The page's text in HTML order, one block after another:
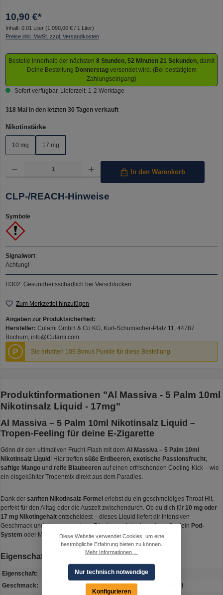
10,90 €*
Inhalt: 0.01 Liter (1.090,00 € / 1 Liter)
Preise inkl. MwSt. zzgl. Versandkosten
Bestelle innerhalb der nächsten 8 Stunden, 52 Minuten 21 Sekunden, damit
Deine Bestellung Donnerstag versendet wird. (Bei bestätigtem
Zahlungseingang)
Sofort verfügbar, Lieferzeit: 1-2 Werktage
318 Mal in den letzten 30 Tagen verkauft
Nikotinstärkeauswählen
10 mg 17 mg
In den Warenkorb
CLP-/REACH-Hinweise
Symbole
Signalwort
Achtung!
H302: Gesundheitsschädlich bei Verschlucken.
Zum Merkzettel hinzufügen
Angaben zur Produktsicherheit:
Hersteller: Culami GmbH & Co KG, Kurt-Schumacher-Platz 11, 44787
Bochum, info@Culami.com
P Sie erhalten 109 Bonus Punkte für diese Bestellung
Produktinformationen "Al Massiva - 5 Palm 10ml
Nikotinsalz Liquid - 17mg"
Al Massiva – 5 Palm 10ml Nikotinsalz Liquid –
Tropen-Feeling für deine E-Zigarette
Gönn dir den ultimativen Frucht-Flash mit dem Al Massiva – 5 Palm 10ml
Nikotinsalz Liquid ! Hier treffen süße Erdbeeren, exotische Passionsfrucht,
saftige Mango und reife Blaubeeren auf einen erfrischenden Cooling-Kick – wie
ein eisgekühlter Tropenmix direkt aus dem Paradies.
Dank der sanften Nikotinsalz-Formel erlebst du ein geschmeidiges Throat Hit,
perfekt für den Alltag oder die Auszeit zwischendurch. Ob du dich für 10 mg oder
17 mg Nikotingehalt entscheidest – dieses Liquid liefert dir intensiven
Geschmack und eine angenehme Frische, perfekt abgestimmt für dein Pod-
System oder MTL-Gerät.
Eigenschaften
Eigenschaft:
Frucht
Geschmack:
Blaubeere, Erdbeere, Mango, Passionsfrucht
Diese Website verwendet Cookies, um eine
bestmögliche Erfahrung bieten zu können.
Mehr Informationen ...
Nur technisch notwendige
Konfigurieren